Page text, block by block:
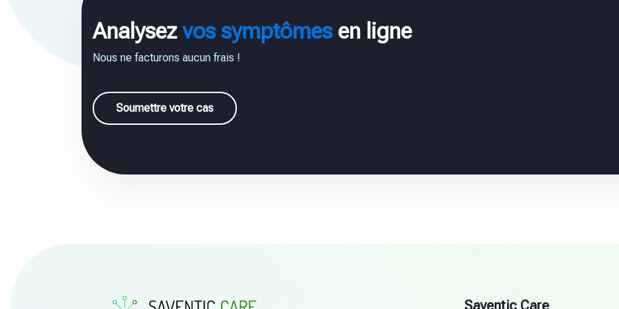
Analysezvos symptômesen ligne
Nous ne facturons aucun frais !
Soumettre votre cas
Saventic Care